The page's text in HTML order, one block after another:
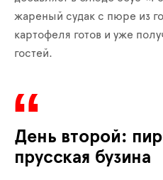
жареный судак с пюре из
картофеля готов и уже
гостей.
День второй:
прусская бузина